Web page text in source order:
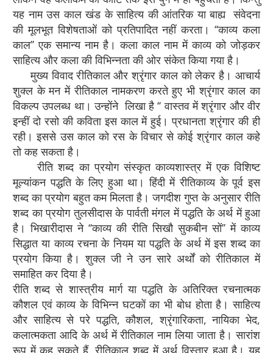
यह नाम उस काल खंड के साहित्य की आंतरिक या बाह्य संवेदना
की मूलभूत विशेषताओं को प्रतिपादित नहीं करता। ‘‘काव्य कला
काल’’ एक समान्य नाम है। कला काल नाम में काव्य को जोड़कर
साहित्य और कला की विभिन्नता की ओर संकेत किया गया है।
मुख्य विवाद रीतिकाल और श्रृंगार काल को लेकर है। आचार्य
शुक्ल के मन में रीतिकाल नामकरण करते हुए भी श्रृंगार काल का
विकल्प उपलब्ध था। उन्होंने लिखा है ‘‘ वास्तव में श्रृंगार और वीर
इन्हीं दो रसो की कविता इस काल में हुई। प्रधानता श्रृंगार की ही
रही। इससे उस काल को रस के विचार से कोई श्रृंगार काल कहे
तो कह सकता है।
रीति शब्द का प्रयोग संस्कृत काव्यशास्त्र में एक विशिष्ट
मूल्यांकन पद्धति के लिए हुआ था। हिंदी में रीतिकाव्य के पूर्व इस
शब्द का प्रयोग बहुत कम मिलता है। जगदीश गुप्त के अनुसार रीति
शब्द का प्रयोग तुलसीदास के पार्वती मंगल में पद्धति के अर्थ में हुआ
है। भिखारीदास ने ‘‘काव्य की रीति सिखौ सुकबीन सों’’ में काव्य
सिद्धात या काव्य रचना के नियम या पद्धति के अर्थ में इस शब्द का
प्रयोग किया है। शुक्ल जी ने उन सारे अर्थों को रीतिकाल में
समाहित कर दिया है।
रीति शब्द से शास्त्रीय मार्ग या पद्धति के अतिरिक्त रचनात्मक
कौशल एवं काव्य के विभिन्न घटकों का भी बोध होता है। साहित्य
और साहित्य से परे पद्धति, कौशल, श्रृंगारिकता, नायिका भेद,
कलात्मकता आदि के अर्थ में रीतिकाल नाम लिया जाता है। सारांश
रूप में कह सकते हैं, रीतिकाल शब्द में अर्थ विस्तार हुआ है। यह